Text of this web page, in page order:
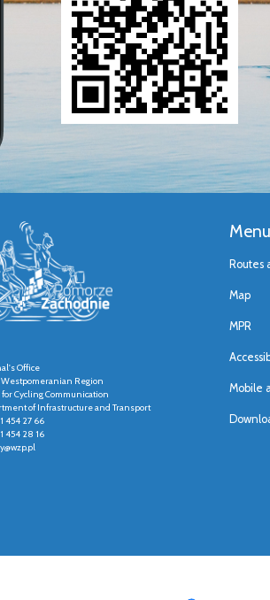
Office
Westpomeranian Region
for Cycling Communication
of Infrastructure and Transport
454 27 66
454 28 16
Menu
Routes
Map
MPR
Mobile